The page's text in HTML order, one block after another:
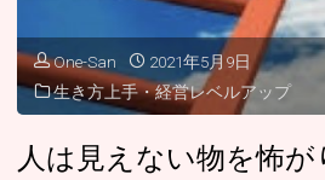
One-San
2021年5月9日
生き方上手・経営レベルアップ
人は見えない物を怖